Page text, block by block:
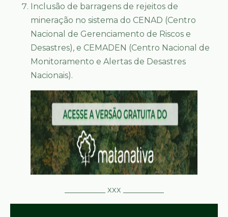
Inclusão de barragens de rejeitos de
mineração no sistema do CENAD (Centro
Nacional de Gerenciamento de Riscos e
Desastres), e CEMADEN (Centro Nacional de
Monitoramento e Alertas de Desastres
Nacionais).
__________ xxx __________